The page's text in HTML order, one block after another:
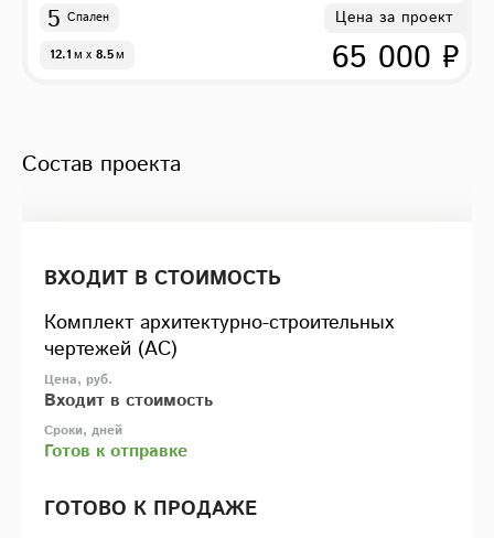
5 Спален
12.1м x 8.5м
Цена за проект
65 000 ₽
Состав проекта
ВХОДИТ В СТОИМОСТЬ
Комплект архитектурно-строительных
чертежей (АС)
Входит в стоимость
Готов к отправке
ГОТОВО К ПРОДАЖЕ